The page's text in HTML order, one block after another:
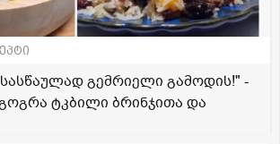
გემრიელი გამოდის!" -
ტკბილი ბრინჯითა და